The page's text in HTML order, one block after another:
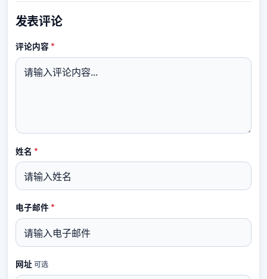
发表评论
评论内容*必填
姓名 *必填
电子邮件*必填
网址 可选